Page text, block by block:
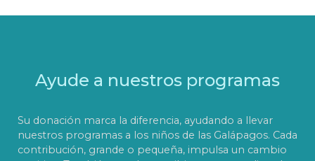
Ayude a nuestros programas
Su donación marca la diferencia, ayudando a llevar
nuestros programas a los niños de las Galápagos. Cada
contribución, grande o pequeña, impulsa un cambio